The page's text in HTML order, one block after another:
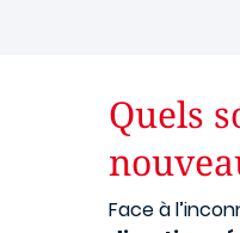
Quels
Face à